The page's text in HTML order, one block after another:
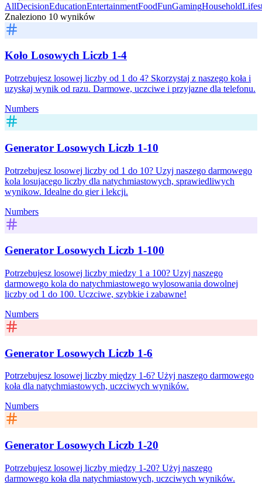
AllDecisionEducationEntertainmentFoodFunGamingHousehold
Znaleziono 10 wyników
Koło Losowych Liczb 1-4
Potrzebujesz losowej liczby od 1 do 4? Skorzystaj z naszego koła i
uzyskaj wynik od razu. Darmowe, uczciwe i przyjazne dla telefonu.
Numbers
Generator Losowych Liczb 1-10
Potrzebujesz losowej liczby od 1 do 10? Uzyj naszego darmowego
kola losujacego liczby dla natychmiastowych, sprawiedliwych
wynikow. Idealne do gier i lekcji.
Numbers
Generator Losowych Liczb 1-100
Potrzebujesz losowej liczby miedzy 1 a 100? Uzyj naszego
darmowego kola do natychmiastowego wylosowania dowolnej
liczby od 1 do 100. Uczciwe, szybkie i zabawne!
Numbers
Generator Losowych Liczb 1-6
Potrzebujesz losowej liczby między 1-6? Użyj naszego darmowego
koła dla natychmiastowych, uczciwych wyników.
Numbers
Generator Losowych Liczb 1-20
Potrzebujesz losowej liczby między 1-20? Użyj naszego
darmowego koła dla natychmiastowych, uczciwych wyników.